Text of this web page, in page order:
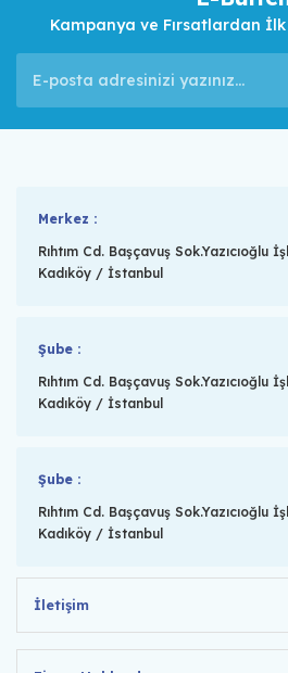
Kampanya ve Fırsatlardan
Merkez :
Rıhtım Cd. Başçavuş Sok.Yazıcıoğlu
Kadıköy / İstanbul
Şube :
Rıhtım Cd. Başçavuş Sok.Yazıcıoğlu
Kadıköy / İstanbul
Şube :
Rıhtım Cd. Başçavuş Sok.Yazıcıoğlu
Kadıköy / İstanbul
İletişim